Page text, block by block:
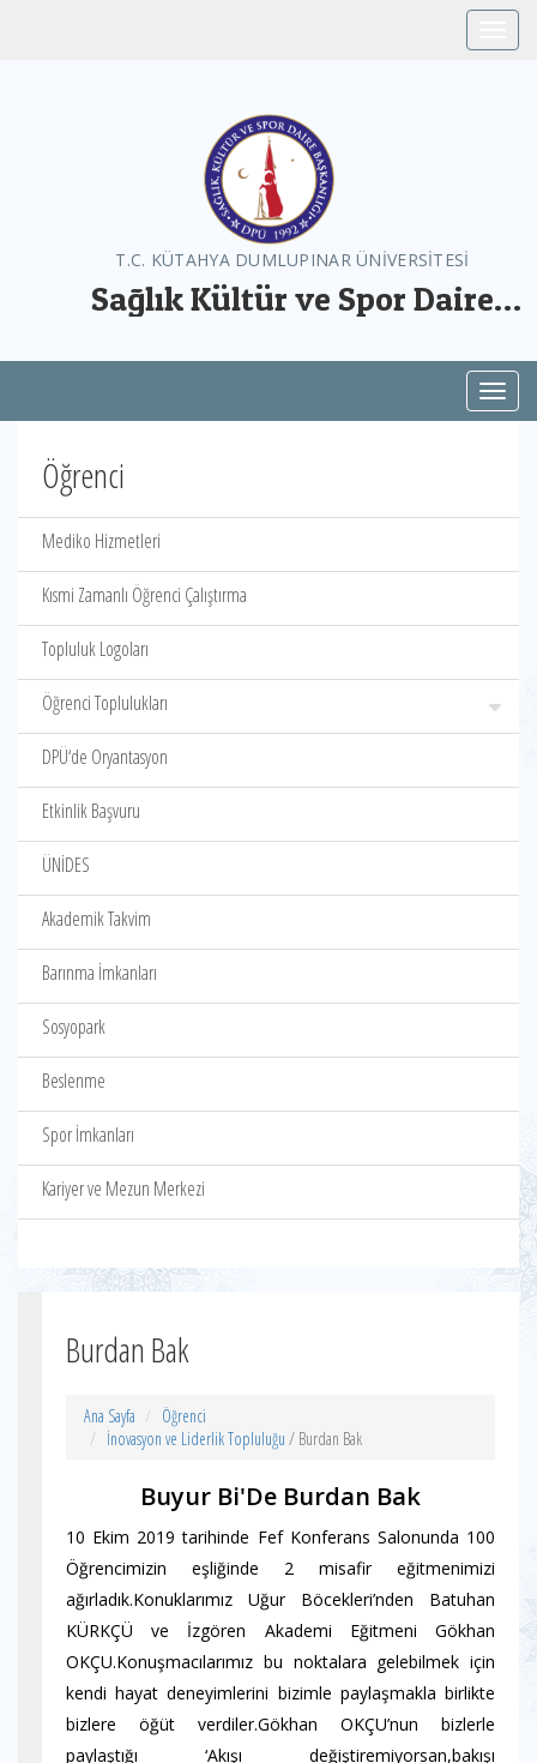
T.C. KÜTAHYA DUMLUPINAR ÜNİVERSİTESİ
Sağlık Kültür ve Spor Daire
Öğrenci
Mediko Hizmetleri
Kısmi Zamanlı Öğrenci Çalıştırma
Topluluk Logoları
Öğrenci Toplulukları
DPÜ‘de Oryantasyon
Etkinlik Başvuru
ÜNİDES
Akademik Takvim
Barınma İmkanları
Sosyopark
Beslenme
Spor İmkanları
Kariyer ve Mezun Merkezi
Burdan Bak
Ana Sayfa
Öğrenci
İnovasyon ve Liderlik Topluluğu / Burdan Bak
Buyur Bi'De Burdan Bak
10 Ekim 2019 tarihinde Fef Konferans Salonunda 100
Öğrencimizin eşliğinde 2 misafir eğitmenimizi
ağırladık.Konuklarımız Uğur Böcekleri’nden Batuhan
KÜRKÇÜ ve İzgören Akademi Eğitmeni Gökhan
OKÇU.Konuşmacılarımız bu noktalara gelebilmek için
kendi hayat deneyimlerini bizimle paylaşmakla birlikte
bizlere öğüt verdiler.Gökhan OKÇU’nun bizlerle
paylaştığı ‘Akışı değiştiremiyorsan,bakışı